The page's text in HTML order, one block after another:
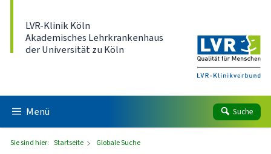
LVR-Klinik Köln
Akademisches Lehrkrankenhaus
der Universität zu Köln
Menü Suche
Sie sind hier: Startseite Globale Suche